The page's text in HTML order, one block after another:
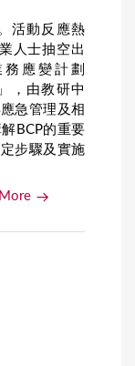
活動反應熱
人士抽空出
應變計劃
，由教研中
急管理及相
BCP的重要
步驟及實施